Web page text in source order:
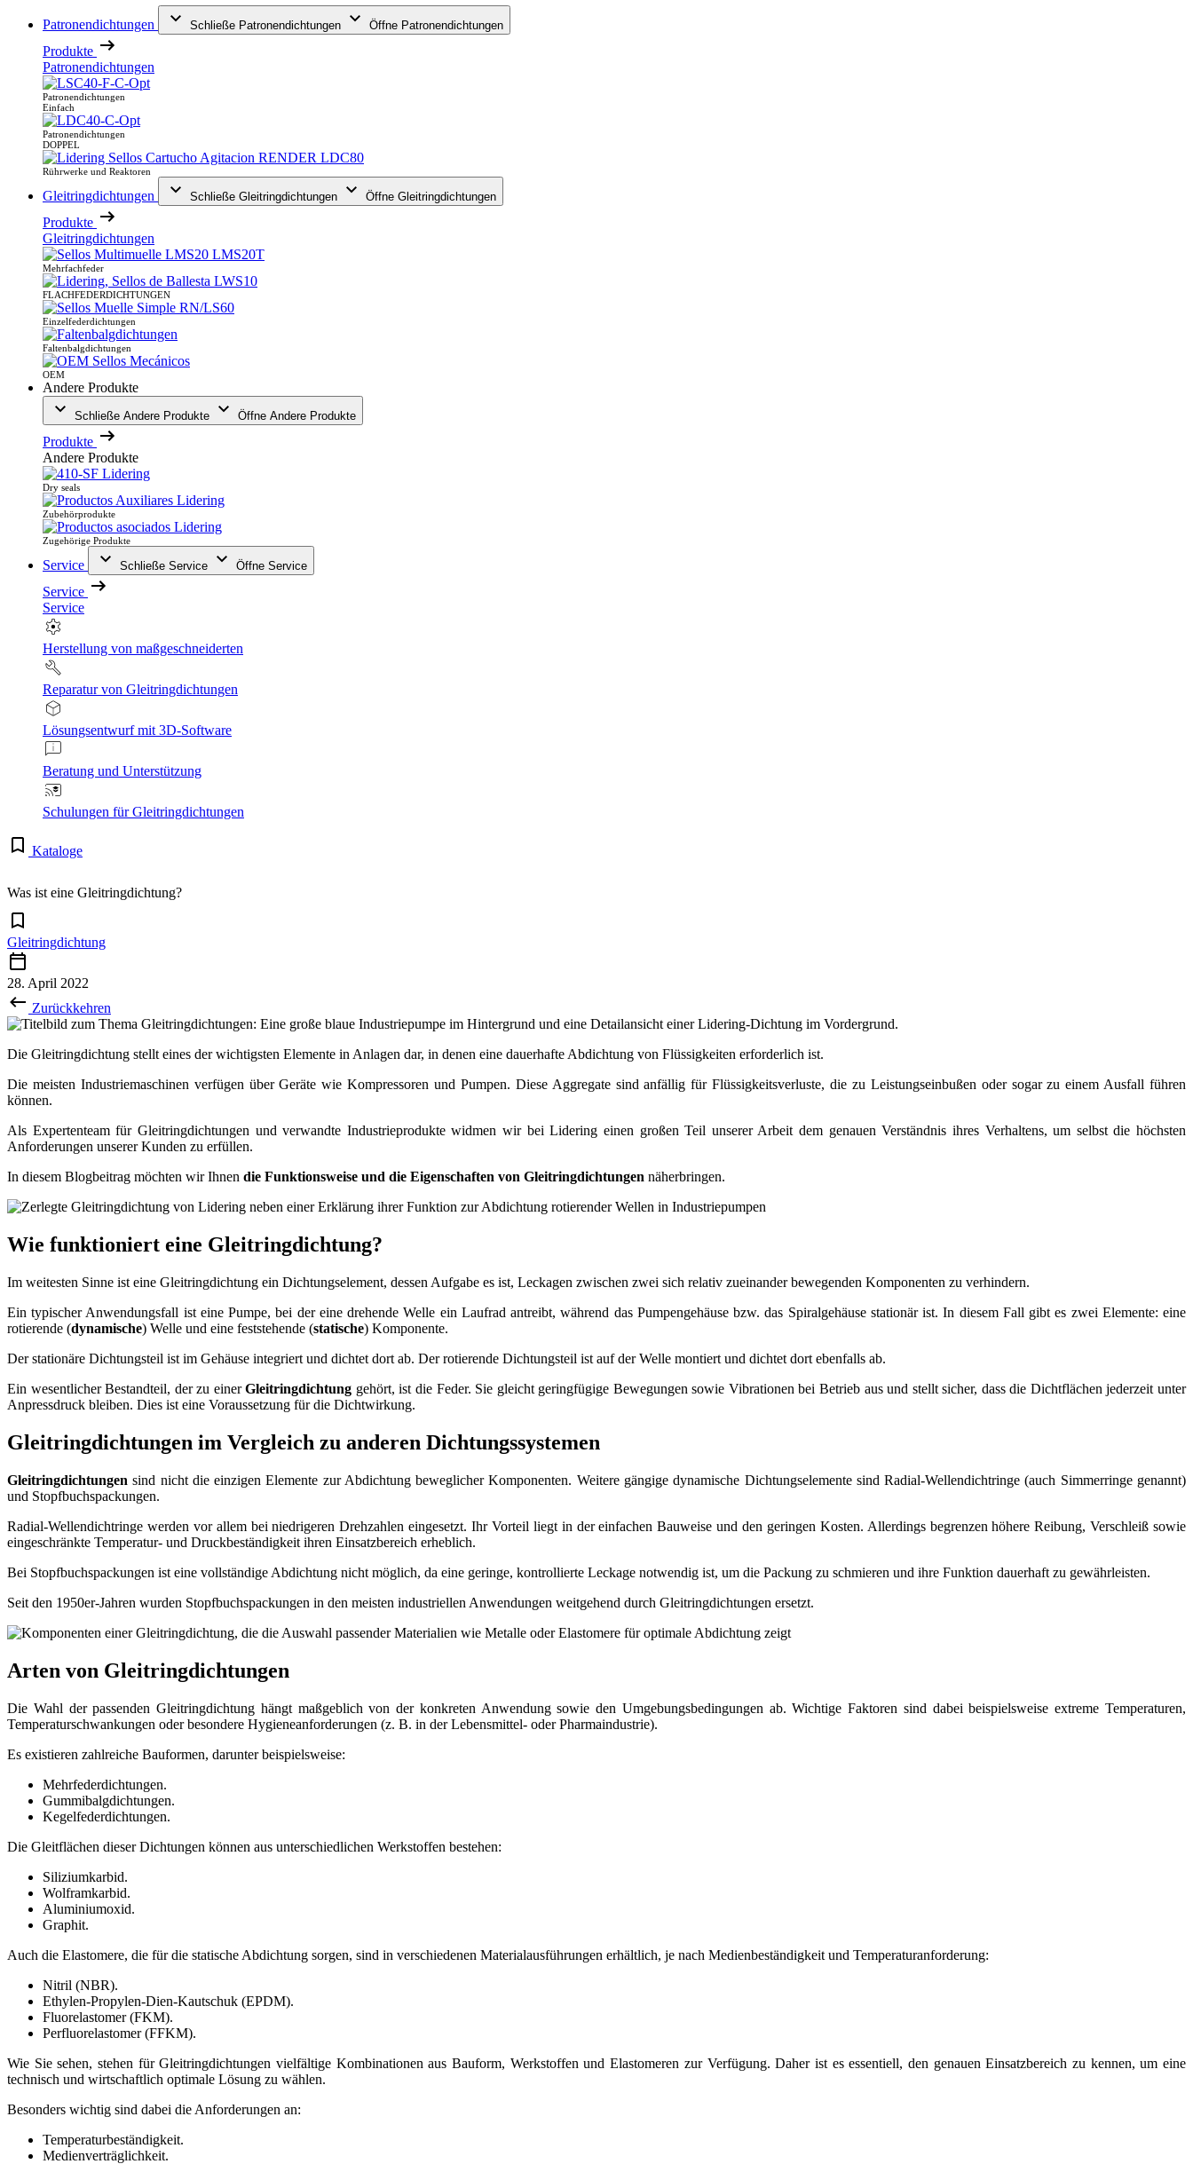
Patronendichtungen Schließe Patronendichtungen Öffne Patronendichtungen
Produkte
Patronendichtungen
Patronendichtungen
Einfach
Patronendichtungen
DOPPEL
Rührwerke und Reaktoren
Gleitringdichtungen Schließe Gleitringdichtungen Öffne Gleitringdichtungen
Produkte
Gleitringdichtungen
Mehrfachfeder
FLACHFEDERDICHTUNGEN
Einzelfederdichtungen
Faltenbalgdichtungen
OEM
Andere Produkte
Schließe Andere Produkte Öffne Andere Produkte
Produkte
Andere Produkte
Dry seals
Zubehörprodukte
Zugehörige Produkte
Service Schließe Service Öffne Service
Service
Service
Herstellung von maßgeschneiderten
Reparatur von Gleitringdichtungen
Lösungsentwurf mit 3D-Software
Beratung und Unterstützung
Schulungen für Gleitringdichtungen
Kataloge
Was ist eine Gleitringdichtung?
Gleitringdichtung
28. April 2022
Zurückkehren
Die Gleitringdichtung stellt eines der wichtigsten Elemente in Anlagen dar, in denen eine dauerhafte Abdichtung von Flüssigkeiten erforderlich ist.
Die meisten Industriemaschinen verfügen über Geräte wie Kompressoren und Pumpen. Diese Aggregate sind anfällig für Flüssigkeitsverluste, die zu Leistungseinbußen oder sogar zu einem Ausfall führen
können.
Als Expertenteam für Gleitringdichtungen und verwandte Industrieprodukte widmen wir bei Lidering einen großen Teil unserer Arbeit dem genauen Verständnis ihres Verhaltens, um selbst die höchsten
Anforderungen unserer Kunden zu erfüllen.
In diesem Blogbeitrag möchten wir Ihnen die Funktionsweise und die Eigenschaften von Gleitringdichtungen näherbringen.
Wie funktioniert eine Gleitringdichtung?
Im weitesten Sinne ist eine Gleitringdichtung ein Dichtungselement, dessen Aufgabe es ist, Leckagen zwischen zwei sich relativ zueinander bewegenden Komponenten zu verhindern.
Ein typischer Anwendungsfall ist eine Pumpe, bei der eine drehende Welle ein Laufrad antreibt, während das Pumpengehäuse bzw. das Spiralgehäuse stationär ist. In diesem Fall gibt es zwei Elemente: eine
rotierende (dynamische) Welle und eine feststehende (statische) Komponente.
Der stationäre Dichtungsteil ist im Gehäuse integriert und dichtet dort ab. Der rotierende Dichtungsteil ist auf der Welle montiert und dichtet dort ebenfalls ab.
Ein wesentlicher Bestandteil, der zu einerGleitringdichtung gehört, ist die Feder. Sie gleicht geringfügige Bewegungen sowie Vibrationen bei Betrieb aus und stellt sicher, dass die Dichtflächen jederzeit unter
Anpressdruck bleiben. Dies ist eine Voraussetzung für die Dichtwirkung.
Gleitringdichtungen im Vergleich zu anderen Dichtungssystemen
Gleitringdichtungen sind nicht die einzigen Elemente zur Abdichtung beweglicher Komponenten. Weitere gängige dynamische Dichtungselemente sind Radial-Wellendichtringe (auch Simmerringe genannt)
und Stopfbuchspackungen.
Radial-Wellendichtringe werden vor allem bei niedrigeren Drehzahlen eingesetzt. Ihr Vorteil liegt in der einfachen Bauweise und den geringen Kosten. Allerdings begrenzen höhere Reibung, Verschleiß sowie
eingeschränkte Temperatur- und Druckbeständigkeit ihren Einsatzbereich erheblich.
Bei Stopfbuchspackungen ist eine vollständige Abdichtung nicht möglich, da eine geringe, kontrollierte Leckage notwendig ist, um die Packung zu schmieren und ihre Funktion dauerhaft zu gewährleisten.
Seit den 1950er-Jahren wurden Stopfbuchspackungen in den meisten industriellen Anwendungen weitgehend durch Gleitringdichtungen ersetzt.
Arten von Gleitringdichtungen
Die Wahl der passenden Gleitringdichtung hängt maßgeblich von der konkreten Anwendung sowie den Umgebungsbedingungen ab. Wichtige Faktoren sind dabei beispielsweise extreme Temperaturen,
Temperaturschwankungen oder besondere Hygieneanforderungen (z. B. in der Lebensmittel- oder Pharmaindustrie).
Es existieren zahlreiche Bauformen, darunter beispielsweise:
Mehrfederdichtungen.
Gummibalgdichtungen.
Kegelfederdichtungen.
Die Gleitflächen dieser Dichtungen können aus unterschiedlichen Werkstoffen bestehen:
Siliziumkarbid.
Wolframkarbid.
Aluminiumoxid.
Graphit.
Auch die Elastomere, die für die statische Abdichtung sorgen, sind in verschiedenen Materialausführungen erhältlich, je nach Medienbeständigkeit und Temperaturanforderung:
Nitril (NBR).
Ethylen-Propylen-Dien-Kautschuk (EPDM).
Fluorelastomer (FKM).
Perfluorelastomer (FFKM).
Wie Sie sehen, stehen für Gleitringdichtungen vielfältige Kombinationen aus Bauform, Werkstoffen und Elastomeren zur Verfügung. Daher ist es essentiell, den genauen Einsatzbereich zu kennen, um eine
technisch und wirtschaftlich optimale Lösung zu wählen.
Besonders wichtig sind dabei die Anforderungen an:
Temperaturbeständigkeit.
Medienverträglichkeit.